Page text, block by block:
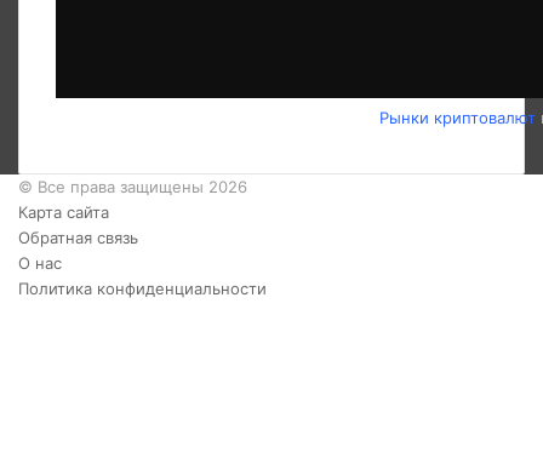
Рынки криптовалют
© Все права защищены 2026
Карта сайта
Обратная связь
О нас
Политика конфиденциальности